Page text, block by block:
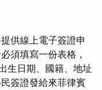
供線上電子簽證申
須填寫一份表格，
生日期、國籍、地址
簽證發給來菲律賓